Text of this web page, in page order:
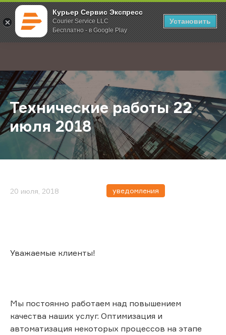
Курьер Сервис Экспресс
Courier Service LLC
Бесплатно - в Google Play
Установить
; Главная О компании Новости Технические работы 22 июля
Технические работы 22
июля 2018
20 июля, 2018 уведомления
Уважаемые клиенты!
Мы постоянно работаем над повышением
качества наших услуг. Оптимизация и
автоматизация некоторых процессов на этапе